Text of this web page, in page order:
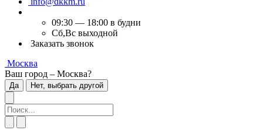
09:30 — 18:00 в будни
Сб,Вс выходной
Заказать звонок
Москва
Ваш город – Москва?
Да Нет, выбрать другой